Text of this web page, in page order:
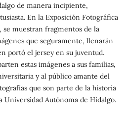
de manera incipiente,
En la Exposición Fotográfica
se muestran fragmentos de la
que seguramente, llenarán
portó el jersey en su juventud.
estas imágenes a sus familias,
y al público amante del
que son parte de la historia
Universidad Autónoma de Hidalgo.